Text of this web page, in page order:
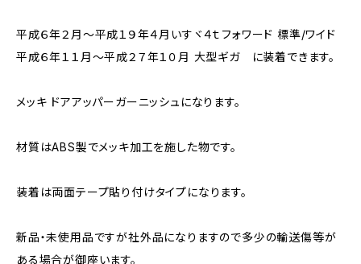
平成６年２月～平成１９年４月いすヾ４ｔフォワード 標準/ワイド
平成６年１１月～平成２７年１０月 大型ギガ に装着できます。
メッキ ドアアッパーガーニッシュになります。
材質はABS製でメッキ加工を施した物です。
装着は両面テープ貼り付けタイプになります。
新品・未使用品ですが社外品になりますので多少の輸送傷等が
ある場合が御座います。